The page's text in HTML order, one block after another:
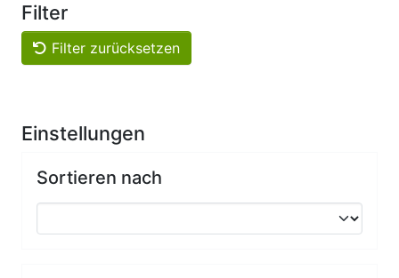
Filter
Filter zurücksetzen
Einstellungen
Sortieren nach